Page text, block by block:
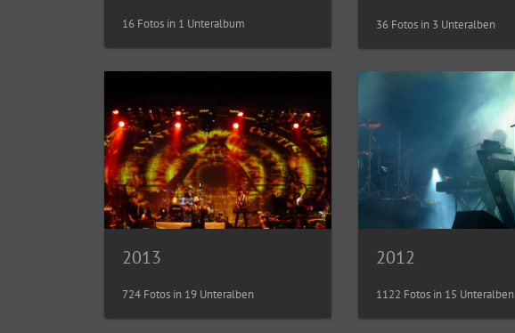
16 Fotos in 1 Unteralbum 36 Fotos in 3 Unteralben
2013
724 Fotos in 19 Unteralben
2012
1122 Fotos in 15 Unteralben